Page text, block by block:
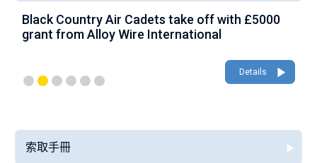
Black Country Air Cadets take off with £5000
grant from Alloy Wire International
Details
索取手冊